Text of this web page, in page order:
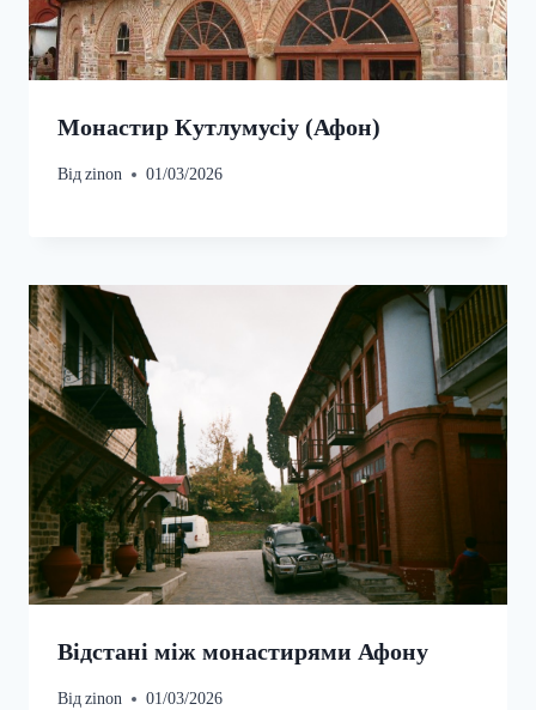
Монастир Кутлумусіу (Афон)
Відzinon 01/03/2026
Відстані між монастирями Афону
Відzinon 01/03/2026